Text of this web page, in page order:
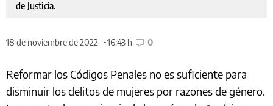
de Justicia.
18 de noviembre de 2022 16:43 h 0
Reformar los Códigos Penales no es suficiente para
disminuir los delitos de mujeres por razones de género.